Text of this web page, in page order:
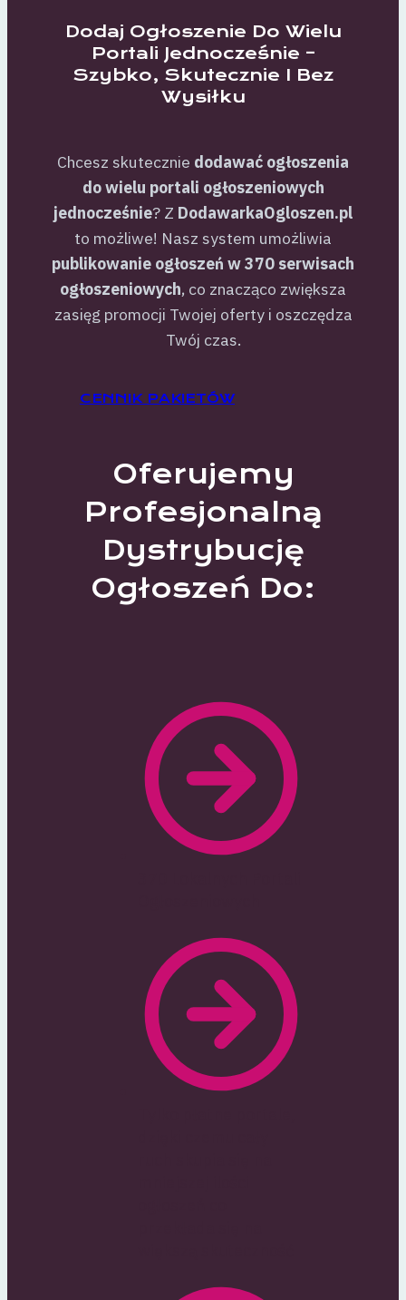
Dodaj Ogłoszenie Do Wielu
Portali Jednocześnie –
Szybko, Skutecznie I Bez
Wysiłku
Chcesz skutecznie dodawać ogłoszenia
do wielu portali ogłoszeniowych
jednocześnie? Z DodawarkaOgloszen.pl
to możliwe! Nasz system umożliwia
publikowanie ogłoszeń w 370 serwisach
ogłoszeniowych, co znacząco zwiększa
zasięg promocji Twojej oferty i oszczędza
Twój czas.
CENNIK PAKIETÓW
Oferujemy
Profesjonalną
Dystrybucję
Ogłoszeń Do: